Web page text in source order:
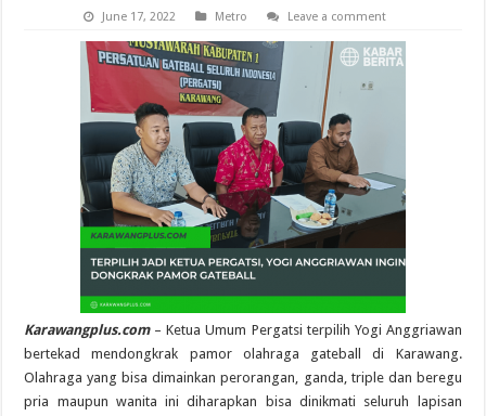
June 17, 2022 Metro Leave a comment
Karawangplus.com– Ketua Umum Pergatsi terpilih Yogi Anggriawan
bertekad mendongkrak pamor olahraga gateball di Karawang.
Olahraga yang bisa dimainkan perorangan, ganda, triple dan beregu
pria maupun wanita ini diharapkan bisa dinikmati seluruh lapisan